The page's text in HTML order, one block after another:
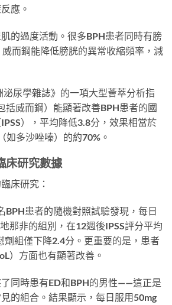
應。
的過度活動。很多BPH患者同時有膀
而鋼能降低膀胱的異常收縮頻率，減
尿學雜誌》的一項大型薈萃分析指
括威而鋼）能顯著改善BPH患者的國
），平均降低3.8分，效果相當於
如多沙唑嗪）的約70%。
床研究數據
床研究：
BPH患者的隨機對照試驗發現，每日
那非的組別，在12週後IPSS評分平均
劑組僅下降2.4分。更重要的是，患者
）方面也有顯著改善。
同時患有ED和BPH的男性——這正是
的組合。結果顯示，每日服用50mg